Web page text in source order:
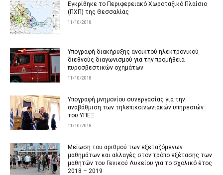
Εγκρίθηκε το Περιφερειακό Χωροταξικό Πλαίσιο
(ΠΧΠ) της Θεσσαλίας
11/10/2018
Υπογραφή διακήρυξης ανοικτού ηλεκτρονικού
διεθνούς διαγωνισμού για την προμήθεια
πυροσβεστικών οχημάτων
11/10/2018
Υπογραφή μνημονίου συνεργασίας για την
αναβάθμιση των τηλεπικοινωνιακών υπηρεσιών
του ΥΠΕΞ
11/10/2018
Μείωση του αριθμού των εξεταζόμενων
μαθημάτων και αλλαγές στον τρόπο εξέτασης των
μαθητών του Γενικού Λυκείου για το σχολικό έτος
2018 – 2019